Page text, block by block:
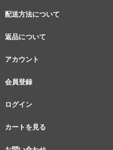
配送方法について
返品について
アカウント
会員登録
ログイン
カートを見る